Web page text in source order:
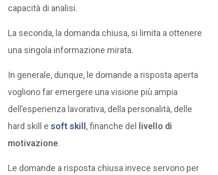
capacità di analisi.
La seconda, la domanda chiusa, si limita a ottenere
una singola informazione mirata.
In generale, dunque, le domande a risposta aperta
vogliono far emergere una visione più ampia
dell’esperienza lavorativa, della personalità, delle
hard skill e soft skill , finanche del
livello di
motivazione.
Le domande a risposta chiusa invece servono per